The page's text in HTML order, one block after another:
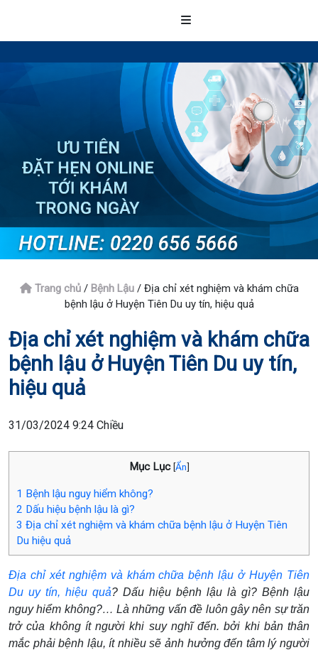
Trang chủ/ Bệnh Lậu/ Địa chỉ xét nghiệm và khám chữa
bệnh lậu ở Huyện Tiên Du uy tín, hiệu quả
Địa chỉ xét nghiệm và khám chữa
bệnh lậu ở Huyện Tiên Du uy tín,
hiệu quả
31/03/2024 9:24 Chiều
Mục Lục [Ẩn]
1 Bệnh lậu nguy hiểm không?
2 Dấu hiệu bệnh lậu là gì?
3 Địa chỉ xét nghiệm và khám chữa bệnh lậu ở Huyện Tiên
Du hiệu quả
Địa chỉ xét nghiệm và khám chữa bệnh lậu ở Huyện Tiên
Du uy tín, hiệu quả? Dấu hiệu bệnh lậu là gì? Bệnh lậu
nguy hiểm không?… Là những vấn đề luôn gây nên sự trăn
trở của không ít người khi suy nghĩ đến. bởi khi bản thân
mắc phải bệnh lậu, ít nhiều sẽ ảnh hưởng đến tâm lý người